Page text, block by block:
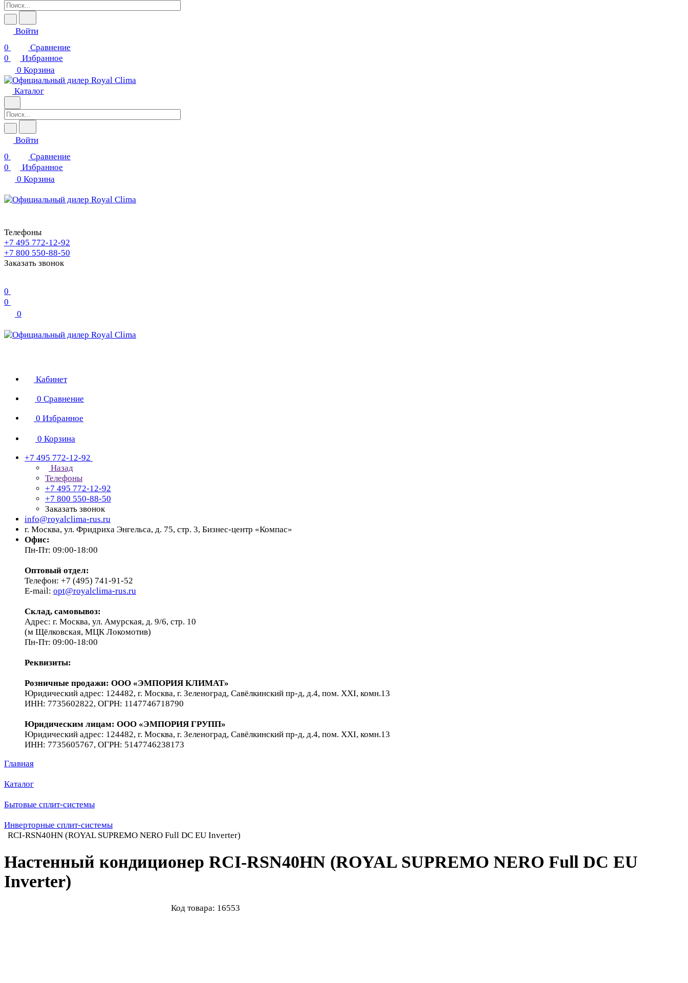
Войти
0
Сравнение
0
Избранное
0 Корзина
Каталог
Войти
0
Сравнение
0
Избранное
0 Корзина
Телефоны
+7 495 772-12-92
+7 800 550-88-50
Заказать звонок
0
0
0
Кабинет
0 Сравнение
0 Избранное
0 Корзина
+7 495 772-12-92
Назад
Телефоны
+7 495 772-12-92
+7 800 550-88-50
Заказать звонок
info@royalclima-rus.ru
г. Москва, ул. Фридриха Энгельса, д. 75, стр. 3, Бизнес-центр «Компас»
Офис:
Пн-Пт: 09:00-18:00
Оптовый отдел:
Телефон: +7 (495) 741-91-52
E-mail: opt@royalclima-rus.ru
Склад, самовывоз:
Адрес: г. Москва, ул. Амурская, д. 9/6, стр. 10
(м Щёлковская, МЦК Локомотив)
Пн-Пт: 09:00-18:00
Реквизиты:
Розничные продажи: ООО «ЭМПОРИЯ КЛИМАТ»
Юридический адрес: 124482, г. Москва, г. Зеленоград, Савёлкинский пр-д, д.4, пом. XXI, комн.13
ИНН: 7735602822, ОГРН: 1147746718790
Юридическим лицам: ООО «ЭМПОРИЯ ГРУПП»
Юридический адрес: 124482, г. Москва, г. Зеленоград, Савёлкинский пр-д, д.4, пом. XXI, комн.13
ИНН: 7735605767, ОГРН: 5147746238173
Главная
Каталог
Бытовые сплит-системы
Инверторные сплит-системы
RCI-RSN40HN (ROYAL SUPREMO NERO Full DC EU Inverter)
Настенный кондиционер RCI-RSN40HN (ROYAL SUPREMO NERO Full DC EU
Inverter)
Код товара: 16553